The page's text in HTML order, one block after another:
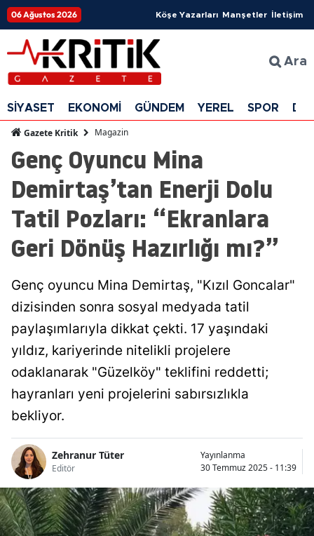
06 Ağustos 2026 Köşe Yazarları Manşetler İletişim
Ara
SİYASET EKONOMİ GÜNDEM YEREL SPOR
Gazete Kritik Magazin
Genç Oyuncu Mina
Demirtaş’tan Enerji Dolu
Tatil Pozları: “Ekranlara
Geri Dönüş Hazırlığı mı?”
Genç oyuncu Mina Demirtaş, "Kızıl Goncalar"
dizisinden sonra sosyal medyada tatil
paylaşımlarıyla dikkat çekti. 17 yaşındaki
yıldız, kariyerinde nitelikli projelere
odaklanarak "Güzelköy" teklifini reddetti;
hayranları yeni projelerini sabırsızlıkla
bekliyor.
Zehranur Tüter
Editör
Yayınlanma
30 Temmuz 2025 - 11:39